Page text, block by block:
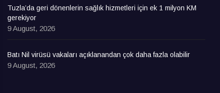
Tuzla’da geri dönenlerin sağlık hizmetleri için ek 1 milyon KM
gerekiyor
9 August, 2026
Batı Nil virüsü vakaları açıklanandan çok daha fazla olabilir
9 August, 2026